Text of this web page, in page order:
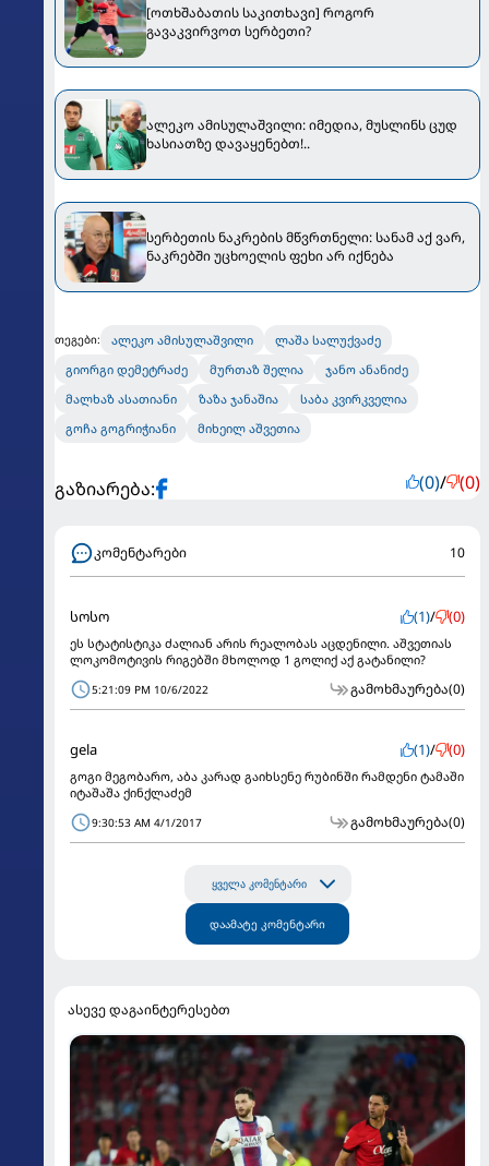
[ოთხშაბათის საკითხავი] როგორ
გავაკვირვოთ სერბეთი?
ალეკო ამისულაშვილი: იმედია, მუსლინს ცუდ
ხასიათზე დავაყენებთ!..
სერბეთის ნაკრების მწვრთნელი: სანამ აქ ვარ,
ნაკრებში უცხოელის ფეხი არ იქნება
თეგები: ალეკო ამისულაშვილი
ლაშა სალუქვაძე
გიორგი დემეტრაძე
მურთაზ შელია
ჯანო ანანიძე
მალხაზ ასათიანი
ზაზა ჯანაშია
საბა კვირკველია
გოჩა გოგრიჭიანი
მიხეილ აშვეთია
გაზიარება: (0)/ (0)
კომენტარები 10
სოსო (1)/ (0)
ეს სტატისტიკა ძალიან არის რეალობას აცდენილი. აშვეთიას
ლოკომოტივის რიგებში მხოლოდ 1 გოლიქ აქ გატანილი?
5:21:09 PM 10/6/2022 გამოხმაურება(0)
gela (1)/ (0)
გოგი მეგობარო, აბა კარად გაიხსენე რუბინში რამდენი ტამაში
იტაშაშა ქინქლაძემ
9:30:53 AM 4/1/2017 გამოხმაურება(0)
ყველა კომენტარი
დაამატე კომენტარი
ასევე დაგაინტერესებთ